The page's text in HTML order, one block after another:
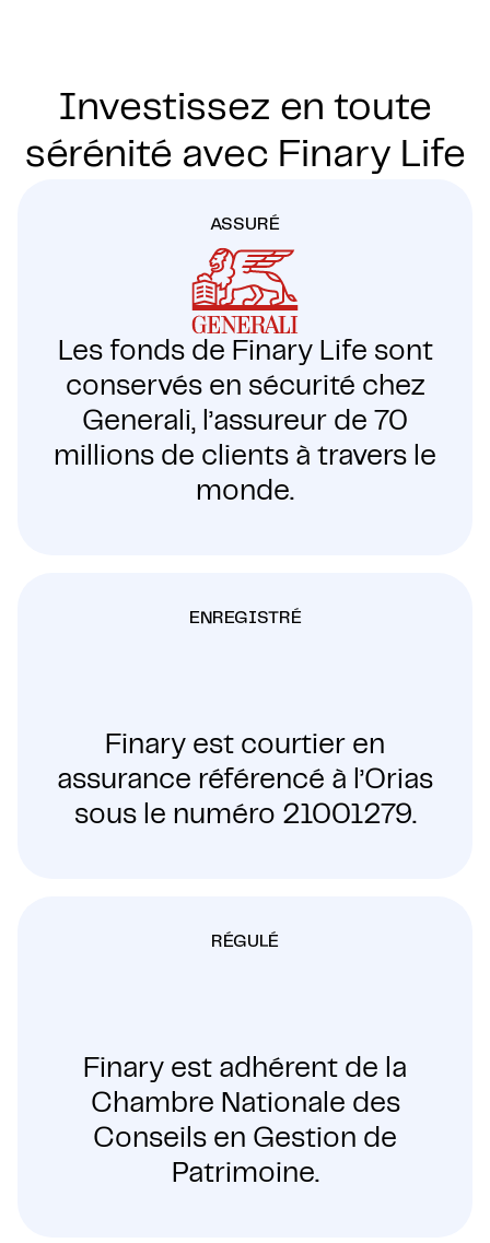
Investissez en toute
sérénité avec Finary Life
ASSURÉ
Les fonds de Finary Life sont
conservés en sécurité chez
Generali, l’assureur de 70
millions de clients à travers le
monde.
ENREGISTRÉ
Finary est courtier en
assurance référencé à l’Orias
sous le numéro 21001279.
RÉGULÉ
Finary est adhérent de la
Chambre Nationale des
Conseils en Gestion de
Patrimoine.